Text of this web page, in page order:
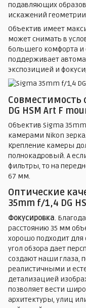
подавляющих
искажений
Объектив имеет
может снимать в
большего комфорта и
поддерживает
экспозицией и
Совместимость
DG HSM Art F
Объектив Sigma 35mm
камерами Nikon
Крепление камеры
полнокадровый. А
фильтры, то на
67 мм.
Оптические
35mm f/1,4 DG
Фокусировка.
расстоянию 35 мм
хорошо подходит для
угол обзора дает
создают наши глаза,
реалистичными и
детализацией
позволяет вести
архитектуры, улиц